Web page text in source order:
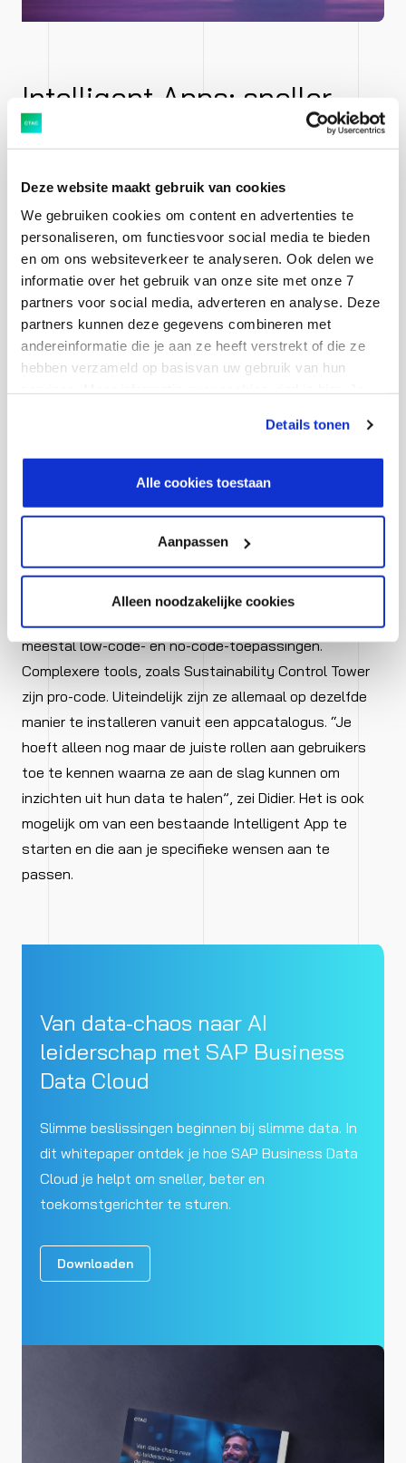
Deze website maakt gebruik van cookies
We gebruiken cookies om content en advertenties te
personaliseren, om functiesvoor social media te bieden
en om ons websiteverkeer te analyseren. Ook delen we
informatie over het gebruik van onze site met onze 7
partners voor social media, adverteren en analyse. Deze
partners kunnen deze gegevens combineren met
andereinformatie die je aan ze heeft verstrekt of die ze
hebben verzameld op basisvan uw gebruik van hun
aanpassen via de CO-knop linksonder. Lees meer over
hoe wij jouw gegevensverwerken in onze privacy- en
Details tonen
Alle cookies toestaan
Aanpassen
Alleen noodzakelijke cookies
Intelligent Apps: sneller
inzichten
Bovenop die Data Products biedt BDC applicaties aan
voor diverse domeinen: Intelligent Apps. Didier belichtte
enkele van deze applicaties, zoals Working Capital en
de nieuwe versie van SAP Sustainability Control Tower,
dat voorheen een on-premise toepassing was. De
Intelligent App-versie maakt gebruik van Data
Products over duurzaamheid om bijvoorbeeld CSRD-
rapporten (Corporate Sustainability Reporting
Compensation,” kon Didier al verklappen.
Die Intelligent Apps kunnen op verschillende
technologieën gebaseerd zijn. Klassieke analytische
dashboards zoals Working Capital en zoekgestuurde
toepassingen zoals Just Ask – waarmee je in
natuurlijke taal je datasets kunt bevragen – zijn
meestal low-code- en no-code-toepassingen.
Complexere tools, zoals Sustainability Control Tower
zijn pro-code. Uiteindelijk zijn ze allemaal op dezelfde
manier te installeren vanuit een appcatalogus. “Je
hoeft alleen nog maar de juiste rollen aan gebruikers
toe te kennen waarna ze aan de slag kunnen om
inzichten uit hun data te halen”, zei Didier. Het is ook
mogelijk om van een bestaande Intelligent App te
starten en die aan je specifieke wensen aan te
passen.
Van data-chaos naar AI
leiderschap met SAP Business
Data Cloud
Slimme beslissingen beginnen bij slimme data. In
dit whitepaper ontdek je hoe SAP Business Data
Cloud je helpt om sneller, beter en
toekomstgerichter te sturen.
Downloaden